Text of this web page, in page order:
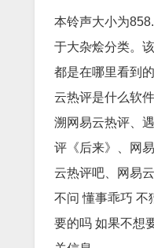
本铃声大小为
于大杂烩分类。
都是在哪里看到
云热评是什么软
溯网易云热评、
评《后来》、网
云热评吧、网易
不问 懂事乖巧 不
要的吗 如果不想